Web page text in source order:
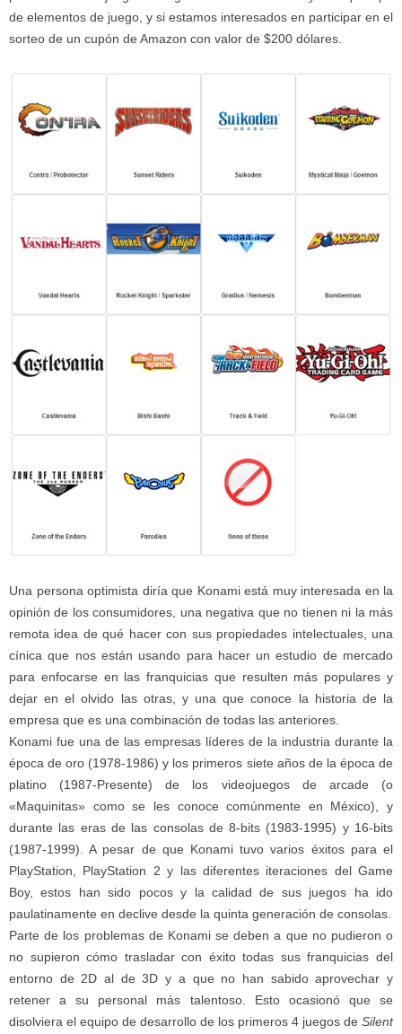
de elementos de juego, y si estamos interesados en participar en el
sorteo de un cupón de Amazon con valor de $200 dólares.
Una persona optimista diría que Konami está muy interesada en la
opinión de los consumidores, una negativa que no tienen ni la más
remota idea de qué hacer con sus propiedades intelectuales, una
cínica que nos están usando para hacer un estudio de mercado
para enfocarse en las franquicias que resulten más populares y
dejar en el olvido las otras, y una que conoce la historia de la
empresa que es una combinación de todas las anteriores.
Konami fue una de las empresas líderes de la industria durante la
época de oro (1978-1986) y los primeros siete años de la época de
platino (1987-Presente) de los videojuegos de arcade (o
«Maquinitas» como se les conoce comúnmente en México), y
durante las eras de las consolas de 8-bits (1983-1995) y 16-bits
(1987-1999). A pesar de que Konami tuvo varios éxitos para el
PlayStation, PlayStation 2 y las diferentes iteraciones del Game
Boy, estos han sido pocos y la calidad de sus juegos ha ido
paulatinamente en declive desde la quinta generación de consolas.
Parte de los problemas de Konami se deben a que no pudieron o
no supieron cómo trasladar con éxito todas sus franquicias del
entorno de 2D al de 3D y a que no han sabido aprovechar y
retener a su personal más talentoso. Esto ocasionó que se
disolviera el equipo de desarrollo de los primeros 4 juegos de Silent